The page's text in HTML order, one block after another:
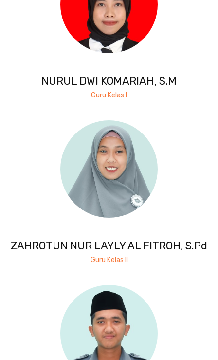
NURUL DWI KOMARIAH, S.M
Guru Kelas I
ZAHROTUN NUR LAYLY AL FITROH, S.Pd
Guru Kelas II